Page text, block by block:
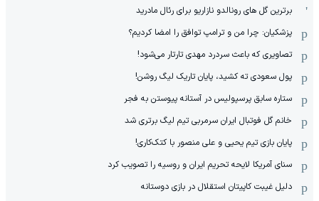
برترین گل های رونالدو نازاریو برای رئال مادرید
پزشکیان: چرا من و ترامپ توافق را امضا کردیم؟
تصاویری که باعث سردرد مهدی تارتار می‌شود!
پول سعودی ته کشید، پایان تاریک لیگ روشن!
ستاره سابق پرسپولیس در آستانه پیوستن به فجر
خانم گل فوتبال ایران سرمربی تیم لیگ برتری شد
پایان بازی تیم یحیی و علی منصور با کتک‌کاری!
سنای آمریکا لایحه تحریم ایران و روسیه را تصویب کرد
دلیل غیبت کاپیتان استقلال در بازی دوستانه